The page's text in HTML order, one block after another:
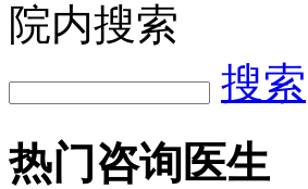
院内搜索
搜索
热门咨询医生